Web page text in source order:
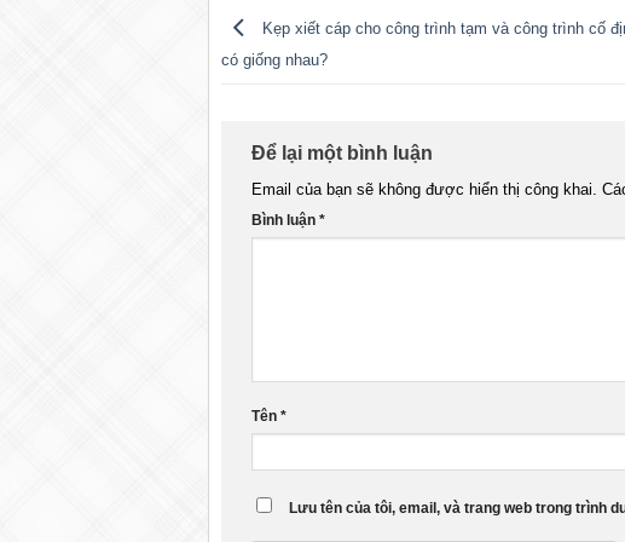
Kẹp xiết cáp cho công trình tạm và công trình cố
có giống nhau?
Để lại một bình luận
Email của bạn sẽ không được hiển thị công khai.
Bình luận *
Tên *
Lưu tên của tôi, email, và trang web trong trình